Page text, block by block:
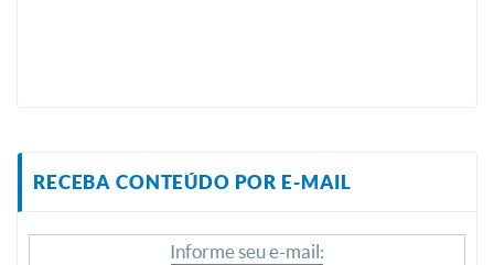
RECEBA CONTEÚDO POR E-MAIL
Informe seu e-mail: